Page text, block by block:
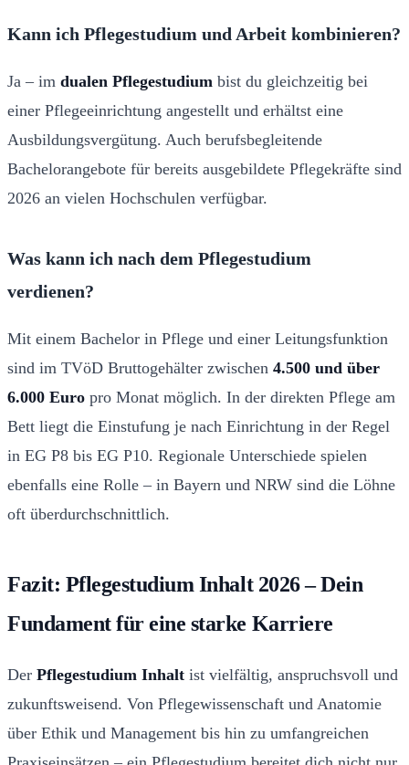
Kann ich Pflegestudium und Arbeit kombinieren?
Ja – im dualen Pflegestudium bist du gleichzeitig bei
einer Pflegeeinrichtung angestellt und erhältst eine
Ausbildungsvergütung. Auch berufsbegleitende
Bachelorangebote für bereits ausgebildete Pflegekräfte sind
2026 an vielen Hochschulen verfügbar.
Was kann ich nach dem Pflegestudium
verdienen?
Mit einem Bachelor in Pflege und einer Leitungsfunktion
sind im TVöD Bruttogehälter zwischen 4.500 und über
6.000 Euro pro Monat möglich. In der direkten Pflege am
Bett liegt die Einstufung je nach Einrichtung in der Regel
in EG P8 bis EG P10. Regionale Unterschiede spielen
ebenfalls eine Rolle – in Bayern und NRW sind die Löhne
oft überdurchschnittlich.
Fazit: Pflegestudium Inhalt 2026 – Dein
Fundament für eine starke Karriere
Der Pflegestudium Inhalt ist vielfältig, anspruchsvoll und
zukunftsweisend. Von Pflegewissenschaft und Anatomie
über Ethik und Management bis hin zu umfangreichen